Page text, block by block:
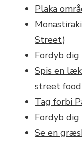
Plaka
Street)
Fordyb
Spis en
street
Tag forbi
Fordyb
Se en